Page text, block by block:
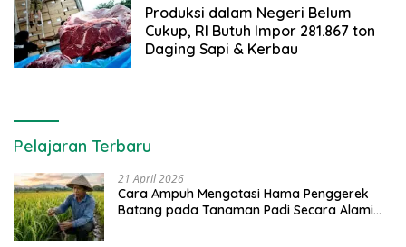
2021
Produksi dalam Negeri Belum
Cukup, RI Butuh Impor 281.867 ton
Daging Sapi & Kerbau
Pelajaran Terbaru
21 April 2026
Cara Ampuh Mengatasi Hama Penggerek
Batang pada Tanaman Padi Secara Alami